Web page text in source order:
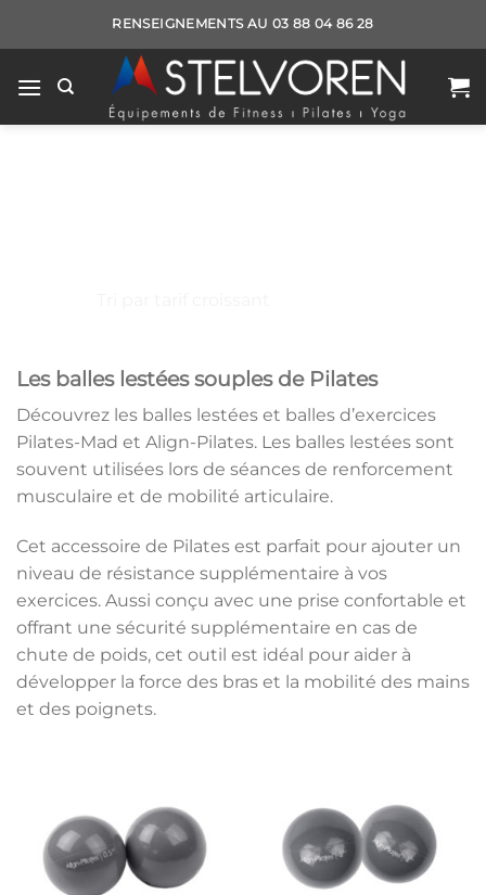
RENSEIGNEMENTS AU 03 88 04 86 28
Les balles lestées souples de Pilates
Découvrez les balles lestées et balles d’exercices
Pilates-Mad et Align-Pilates. Les balles lestées sont
souvent utilisées lors de séances de renforcement
musculaire et de mobilité articulaire.
Cet accessoire de Pilates est parfait pour ajouter un
niveau de résistance supplémentaire à vos
exercices. Aussi conçu avec une prise confortable et
offrant une sécurité supplémentaire en cas de
chute de poids, cet outil est idéal pour aider à
développer la force des bras et la mobilité des mains
et des poignets.